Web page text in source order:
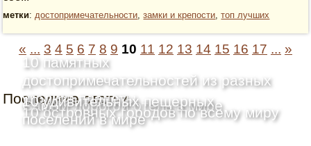
метки:достопримечательности,замки и крепости,топ лучших
« ... 3 4 5 6 7 8 9 10 11 12 13 14 15 16 17 ... »
Последние статьи
10 памятных
достопримечательностей из разных
уголков планеты
Самый дорогой отель в мире
10 островных городов по всему миру
10 удивительных пещерных
поселений в мире